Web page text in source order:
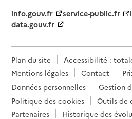
info.gouv.fr
service-public.fr
data.gouv.fr
Plan du site
Accessibilité :
Mentions légales
Contact
Données personnelles
Gestion
Politique des cookies
Outils de
Partenaires
Historique des